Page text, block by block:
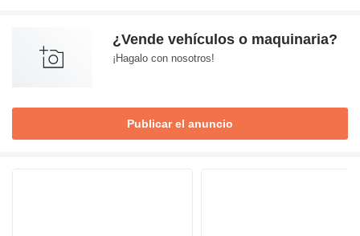
¿Vende vehículos o maquinaria?
¡Hagalo con nosotros!
Publicar el anuncio